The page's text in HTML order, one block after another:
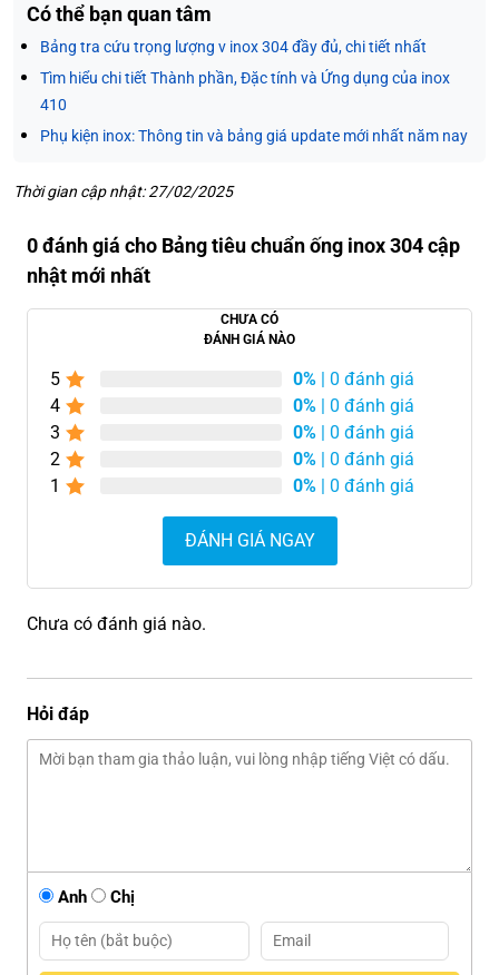
Có thể bạn quan tâm
Bảng tra cứu trọng lượng v inox 304 đầy đủ, chi tiết nhất
Tìm hiểu chi tiết Thành phần, Đặc tính và Ứng dụng của inox
410
Phụ kiện inox: Thông tin và bảng giá update mới nhất năm nay
Thời gian cập nhật: 27/02/2025
0 đánh giá cho Bảng tiêu chuẩn ống inox 304 cập
nhật mới nhất
CHƯA CÓ
ĐÁNH GIÁ NÀO
5 0% | 0 đánh giá
4
0% | 0 đánh giá
3
0% | 0 đánh giá
2
0% | 0 đánh giá
1
0% | 0 đánh giá
ĐÁNH GIÁ NGAY
Chưa có đánh giá nào.
Hỏi đáp
Anh Chị